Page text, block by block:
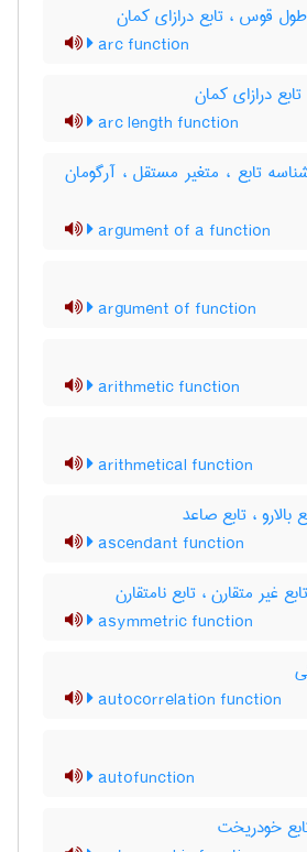
طول قوس ، تابع درازای کمان
arc function
درازای کمان
arc length function
تابع ، متغیر مستقل ، آرگومان
argument of a function
argument of function
arithmetic function
arithmetical function
، تابع صاعد
ascendant function
غیر متقارن ، تابع نامتقارن
asymmetric function
autocorrelation function
autofunction
خودریخت